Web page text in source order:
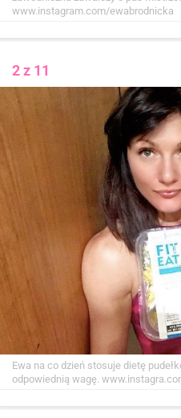
www.instagram.com/ewabrodnicka
2 z 11
Ewa na co dzień stosuje dietę
odpowiednią wagę.